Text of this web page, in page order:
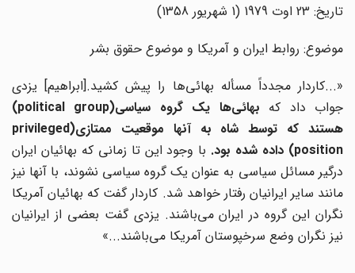
تاریخ: 23 اوت 1979 (1 شهریور 1358)
موضوع: روابط ایران و آمریکا و موضوع حقوق بشر
«...کاردار مجدداً مسأله بهائی‌ها را پیش کشید.[ابراهیم] یزدی
جواب داد که
بهائی‌ها یک گروه سیاسی(political group)
هستند که توسط شاه به آنها موقعیت ممتازی(privileged
position) داده شده بود.
با وجود این تا زمانی که بهائیان ایران
درگیر مسائل سیاسی به عنوان یک گروه سیاسی نشوند، با آنها نیز
مانند سایر ایرانیان رفتار خواهد شد. کاردار گفت که بهائیان آمریکا
نگران این گروه در ایران می‌باشند. یزدی گفت بعضی از ایرانیان
نیز نگران وضع سرخپوستان آمریکا می‌باشند...»